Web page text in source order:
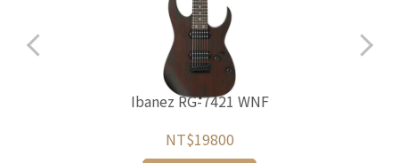
Ibanez RG-7421 WNF
NT$19800